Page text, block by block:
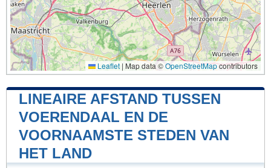
Leaflet | Map data ©OpenStreetMapcontributors
LINEAIRE AFSTAND TUSSEN
VOERENDAAL EN DE
VOORNAAMSTE STEDEN VAN
HET LAND